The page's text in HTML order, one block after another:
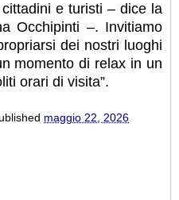
e turisti – dice la
Occhipinti –. Invitiamo
dei nostri luoghi
momento di relax in un
orari di visita”.
maggio 22, 2026